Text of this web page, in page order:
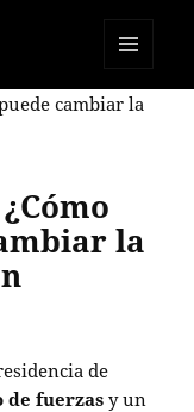
Y
la
de
fuerzasy un